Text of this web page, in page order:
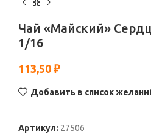
Чай «Майский»
1/16
113,50 ₽
Добавить в список
Артикул: 27506